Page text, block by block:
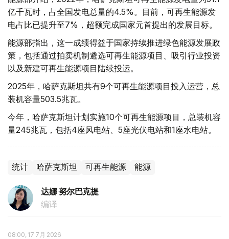
亿千瓦时，占全国发电总量的4.5%。目前，可再生能源发
电占比已提升至7%，超额完成国家元首提出的发展目标。
能源部指出，这一成绩得益于国家持续推进绿色能源发展政
策，包括通过拍卖机制遴选可再生能源项目、吸引行业投资
以及新建可再生能源项目陆续投运。
2025年，哈萨克斯坦共有9个可再生能源项目投入运营，总
装机容量503.5兆瓦。
今年，哈萨克斯坦计划实施10个可再生能源项目，总装机容
量245兆瓦，包括4座风电站、5座光伏电站和1座水电站。
统计 哈萨克斯坦 可再生能源 能源
达娜 努尔巴克提
编译
08:00, 17 7月 2026